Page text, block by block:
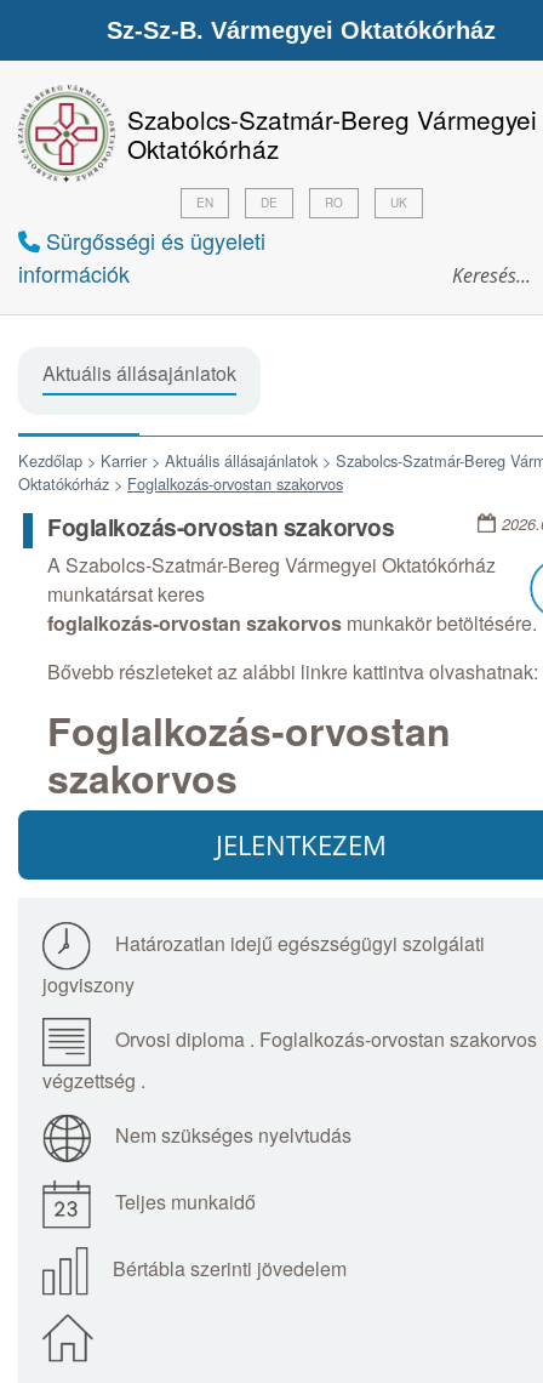
Szabolcs-Szatmár-Bereg Vármegyei
Oktatókórház
Sürgősségi és ügyeleti
információk
EN DE RO UK
Aktuális állásajánlatok
Kezdőlap > Karrier > Aktuális állásajánlatok > Szabolcs-Szatmár-Bereg
Oktatókórház > Foglalkozás-orvostan szakorvos
Foglalkozás-orvostan szakorvos
A Szabolcs-Szatmár-Bereg Vármegyei Oktatókórház
munkatársat keres
foglalkozás-orvostan szakorvos munkakör betöltésére.
Bővebb részleteket az alábbi linkre kattintva olvashatnak:
Foglalkozás-orvostan
szakorvos
JELENTKEZEM
Határozatlan idejű egészségügyi szolgálati
jogviszony
Orvosi diploma . Foglalkozás-orvostan szakorvos
végzettség .
Nem szükséges nyelvtudás
Teljes munkaidő
Bértábla szerinti jövedelem
Sz-Sz-B. Vármegyei Oktatókórház